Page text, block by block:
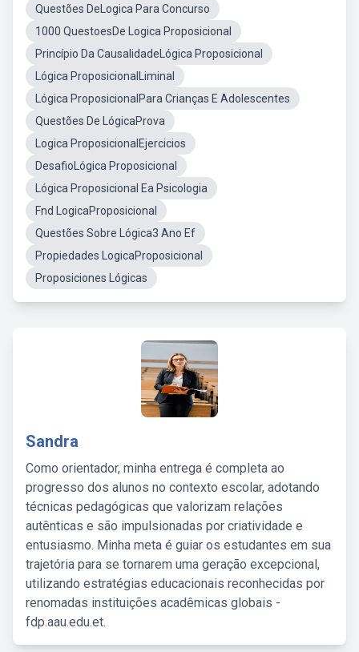
Questões DeLogica Para Concurso
1000 QuestoesDe Logica Proposicional
Princípio Da CausalidadeLógica Proposicional
Lógica ProposicionalLiminal
Lógica ProposicionalPara Crianças E Adolescentes
Questões De LógicaProva
Logica ProposicionalEjercicios
DesafioLógica Proposicional
Lógica Proposicional Ea Psicologia
Fnd LogicaProposicional
Questões Sobre Lógica3 Ano Ef
Propiedades LogicaProposicional
Proposiciones Lógicas
Sandra
Como orientador, minha entrega é completa ao
progresso dos alunos no contexto escolar, adotando
técnicas pedagógicas que valorizam relações
autênticas e são impulsionadas por criatividade e
entusiasmo. Minha meta é guiar os estudantes em sua
trajetória para se tornarem uma geração excepcional,
utilizando estratégias educacionais reconhecidas por
renomadas instituições acadêmicas globais -
fdp.aau.edu.et.